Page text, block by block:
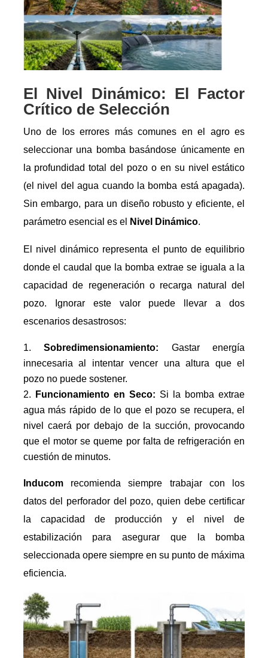
El Nivel Dinámico: El Factor
Crítico de Selección
Uno de los errores más comunes en el agro es
seleccionar una bomba basándose únicamente en
la profundidad total del pozo o en su nivel estático
(el nivel del agua cuando la bomba está apagada).
Sin embargo, para un diseño robusto y eficiente, el
parámetro esencial es el
Nivel Dinámico.
El nivel dinámico representa el punto de equilibrio
donde el caudal que la bomba extrae se iguala a la
capacidad de regeneración o recarga natural del
pozo. Ignorar este valor puede llevar a dos
escenarios desastrosos:
Sobredimensionamiento: Gastar energía
innecesaria al intentar vencer una altura que el
pozo no puede sostener.
Funcionamiento en Seco: Si la bomba extrae
agua más rápido de lo que el pozo se recupera, el
nivel caerá por debajo de la succión, provocando
que el motor se queme por falta de refrigeración en
cuestión de minutos.
Inducomrecomienda siempre trabajar con los
datos del perforador del pozo, quien debe certificar
la capacidad de producción y el nivel de
estabilización para asegurar que la bomba
seleccionada opere siempre en su punto de máxima
eficiencia.